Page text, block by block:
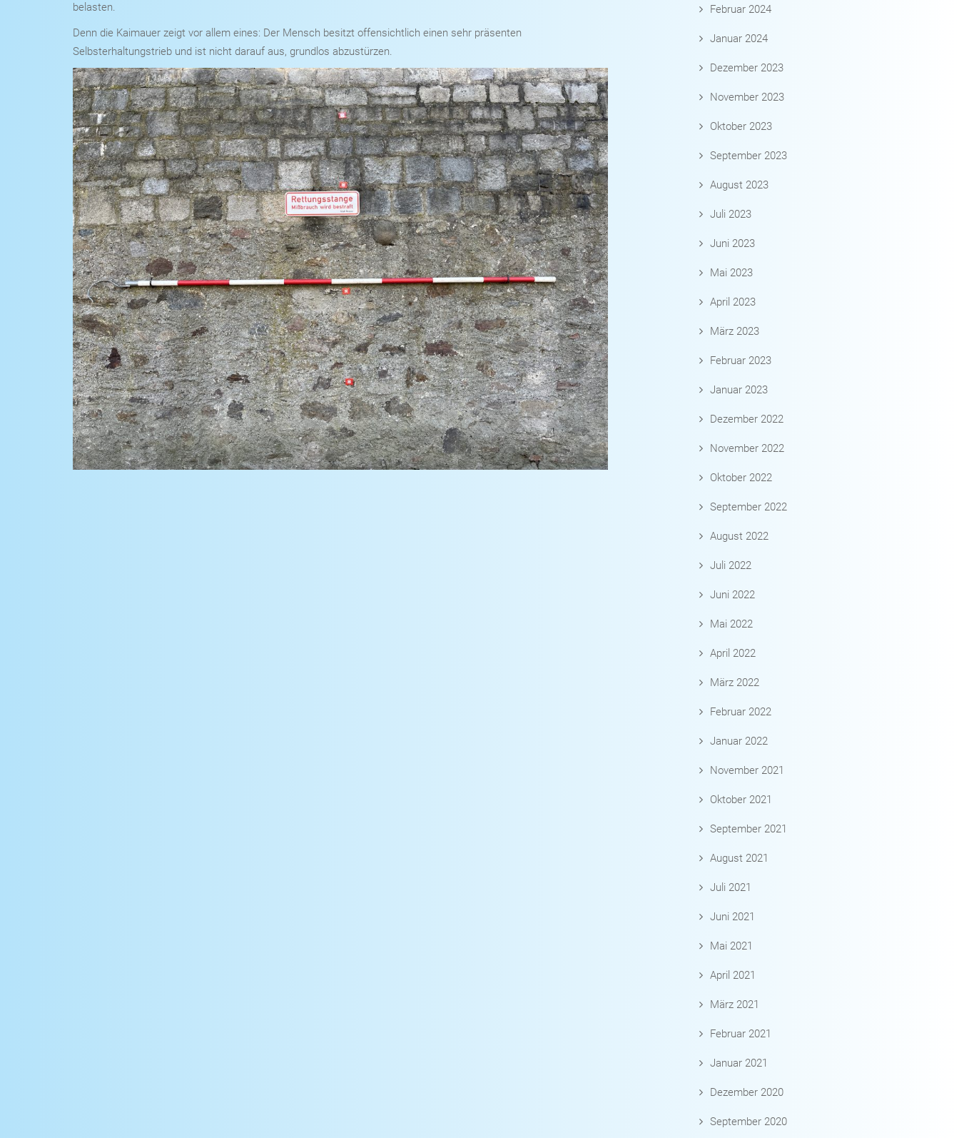
belasten.
Denn die Kaimauer zeigt vor allem eines: Der Mensch besitzt offensichtlich einen sehr präsenten
Selbsterhaltungstrieb und ist nicht darauf aus, grundlos abzustürzen.
Februar 2024
Januar 2024
Dezember 2023
November 2023
Oktober 2023
September 2023
August 2023
Juli 2023
Juni 2023
Mai 2023
April 2023
März 2023
Februar 2023
Januar 2023
Dezember 2022
November 2022
Oktober 2022
September 2022
August 2022
Juli 2022
Juni 2022
Mai 2022
April 2022
März 2022
Februar 2022
Januar 2022
November 2021
Oktober 2021
September 2021
August 2021
Juli 2021
Juni 2021
Mai 2021
April 2021
März 2021
Februar 2021
Januar 2021
Dezember 2020
September 2020